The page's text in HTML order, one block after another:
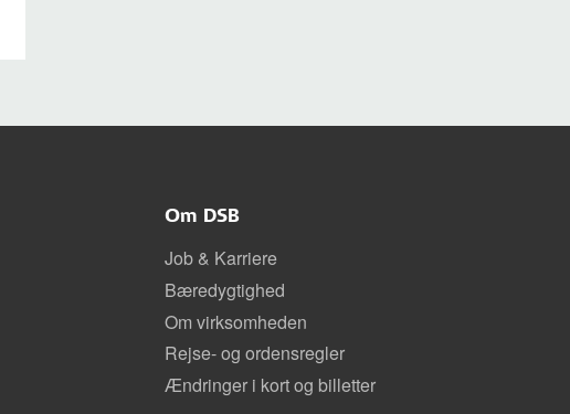
Om DSB
Job & Karriere
Bæredygtighed
Om virksomheden
Rejse- og ordensregler
Ændringer i kort og billetter